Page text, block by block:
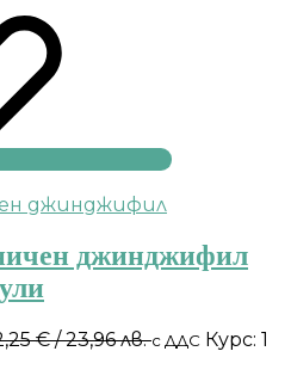
джинджифил
€/ 23,96 лв.с ДДС Курс: 1